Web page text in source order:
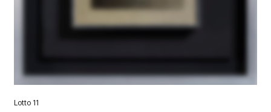
Lotto 11